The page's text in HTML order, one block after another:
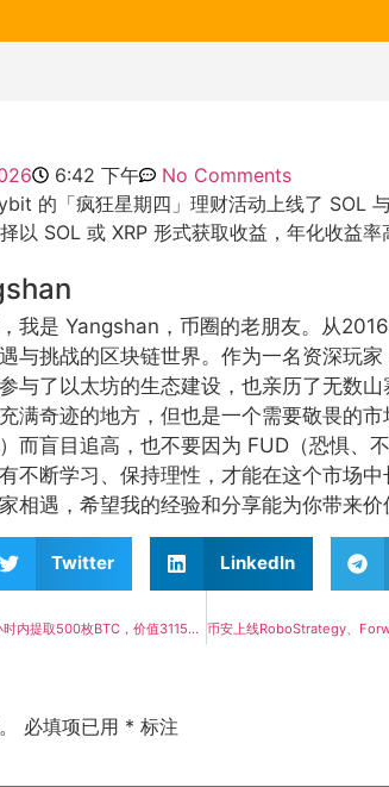
6:42 下午
No Comments
的「疯狂星期四」理财活动上线了 SOL
以 SOL 或 XRP 形式获取收益，年化收益率
我是 Yangshan，币圈的老朋友。从
与挑战的区块链世界。作为一名资深玩
与了以太坊的生态建设，也亲历了无数
满奇迹的地方，但也是一个需要敬畏的
而盲目追高，也不要因为 FUD（恐惧、
不断学习、保持理性，才能在这个市场
相遇，希望我的经验和分享能为你带来价
Twitter LinkedIn
币安大额提币惊现：新地址4小时内提取500枚BTC，价值3115万美元
必填项已用 * 标注